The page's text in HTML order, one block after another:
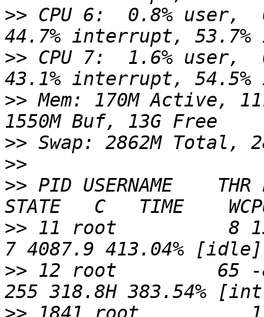
>> CPU 6:  0.8% user,
>> CPU 7:  1.6% user,
>> Mem: 170M Active,
>>
>>
>> PID USERNAME
>> 11 root          8
>> 12 root         65 -